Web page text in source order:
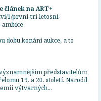
článek naART+
1/prvni-tri-letosni-
dobu konání aukce, a to
představitelům
19. a 20. století. Narodil
výtvarných...